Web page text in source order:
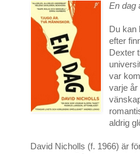
En dag
Du kan
efter
Dexter
var
varje
aldrig
David Nicholls (f. 1966) är